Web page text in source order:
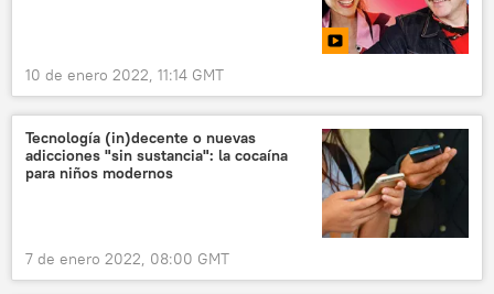
10 de enero 2022, 11:14 GMT
Tecnología (in)decente o nuevas
adicciones "sin sustancia": la cocaína
para niños modernos
7 de enero 2022, 08:00 GMT